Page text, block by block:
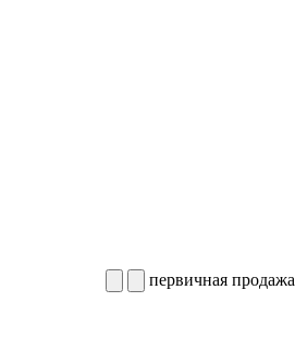
первичная продажа